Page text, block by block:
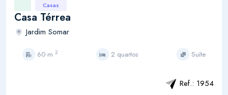
Casas
Casa Térrea
Jardim Somar
60 m 2 2 quartos Suíte
Ref.: 1954